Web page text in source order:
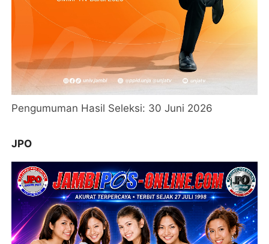
Pengumuman Hasil Seleksi: 30 Juni 2026
JPO